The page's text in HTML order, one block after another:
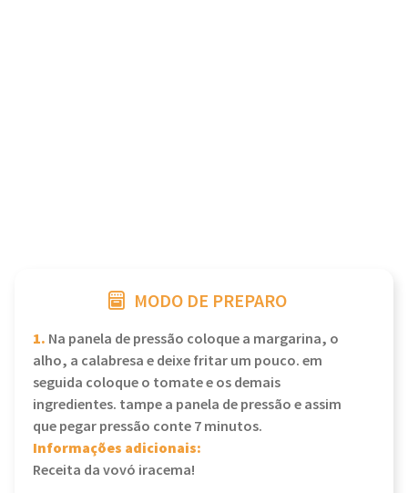
MODO DE PREPARO
1. Na panela de pressão coloque a margarina, o
alho, a calabresa e deixe fritar um pouco. em
seguida coloque o tomate e os demais
ingredientes. tampe a panela de pressão e assim
que pegar pressão conte 7 minutos.
Informações adicionais:
Receita da vovó iracema!